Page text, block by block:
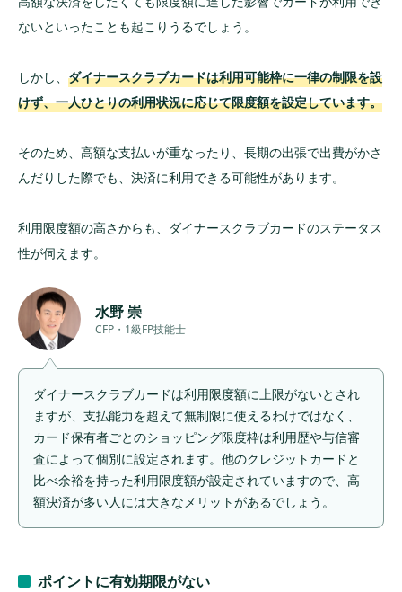
ないといったことも起こりうるでしょう。
しかし、 ダイナースクラブカードは利用可能枠に一律の制限を設
けず、一人ひとりの利用状況に応じて限度額を設定しています。
そのため、高額な支払いが重なったり、長期の出張で出費がかさ
んだりした際でも、決済に利用できる可能性があります。
利用限度額の高さからも、ダイナースクラブカードのステータス
性が伺えます。
水野 崇
CFP・1級FP技能士
ダイナースクラブカードは利用限度額に上限がないとされ
ますが、支払能力を超えて無制限に使えるわけではなく、
カード保有者ごとのショッピング限度枠は利用歴や与信審
査によって個別に設定されます。他のクレジットカードと
比べ余裕を持った利用限度額が設定されていますので、高
額決済が多い人には大きなメリットがあるでしょう。
ポイントに有効期限がない